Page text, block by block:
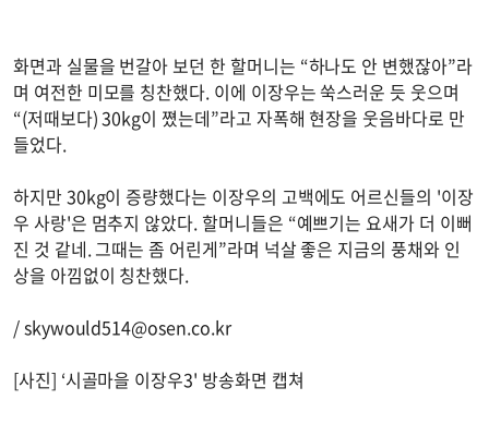
화면과 실물을 번갈아 보던 한 할머니는 “하나도 안 변했잖아”라
며 여전한 미모를 칭찬했다. 이에 이장우는 쑥스러운 듯 웃으며
“(저때보다) 30kg이 쪘는데”라고 자폭해 현장을 웃음바다로 만
들었다.
하지만 30kg이 증량했다는 이장우의 고백에도 어르신들의 '이장
우 사랑'은 멈추지 않았다. 할머니들은 “예쁘기는 요새가 더 이뻐
진 것 같네. 그때는 좀 어린게”라며 넉살 좋은 지금의 풍채와 인
상을 아낌없이 칭찬했다.
/skywould514@osen.co.kr
[사진] ‘시골마을 이장우3' 방송화면 캡쳐